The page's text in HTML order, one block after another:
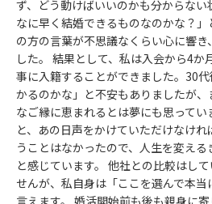
ず、どう動けばいいのかも分からな
なに早く結婚できるものなのかな？
の方の言葉が不思議なくらい心に響
した。 結果として、私は入会から4
事に入籍することができました。30
かるのかな」と不安もありましたが
なご縁に恵まれるとは夢にも思ってい
と、あの日声をかけていただけなけ
うことはなかったので、人生を変え
と感じています。 他社との比較はし
せんが、私自身は「ここを選んで本
言えます。 婚活開始前も後も親身に